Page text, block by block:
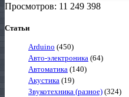
Просмотров: 11 249 398
Статьи
Arduino (450)
Авто-электроника (64)
Автоматика (140)
Акустика (19)
Звукотехника (разное) (324)